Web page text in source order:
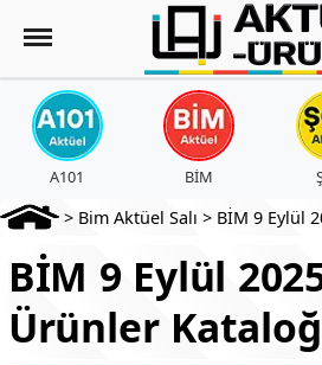
A101 BİM
> Bim Aktüel Salı > BİM 9 Eylül
BİM 9 Eylül
Ürünler